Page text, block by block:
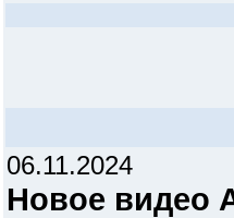
06.11.2024
Новое видео